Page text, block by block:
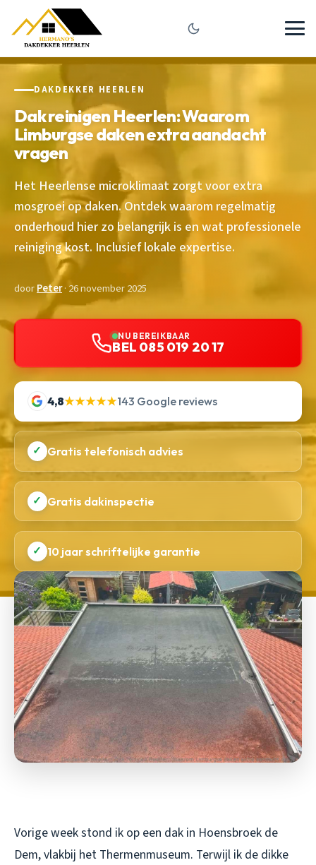
DAKDEKKER HEERLEN
Dak reinigen Heerlen: Waarom
Limburgse daken extra aandacht
vragen
Het Heerlense microklimaat zorgt voor extra
mosgroei op daken. Ontdek waarom regelmatig
onderhoud hier zo belangrijk is en wat professionele
reiniging kost. Inclusief lokale expertise.
doorPeter· 26 november 2025
NU BEREIKBAAR
BEL 085 019 20 17
4,8★★★★★143 Google reviews
✓ Gratis telefonisch advies
✓ Gratis dakinspectie
✓ 10 jaar schriftelijke garantie
Vorige week stond ik op een dak in Hoensbroek de
Dem, vlakbij het Thermenmuseum. Terwijl ik de dikke